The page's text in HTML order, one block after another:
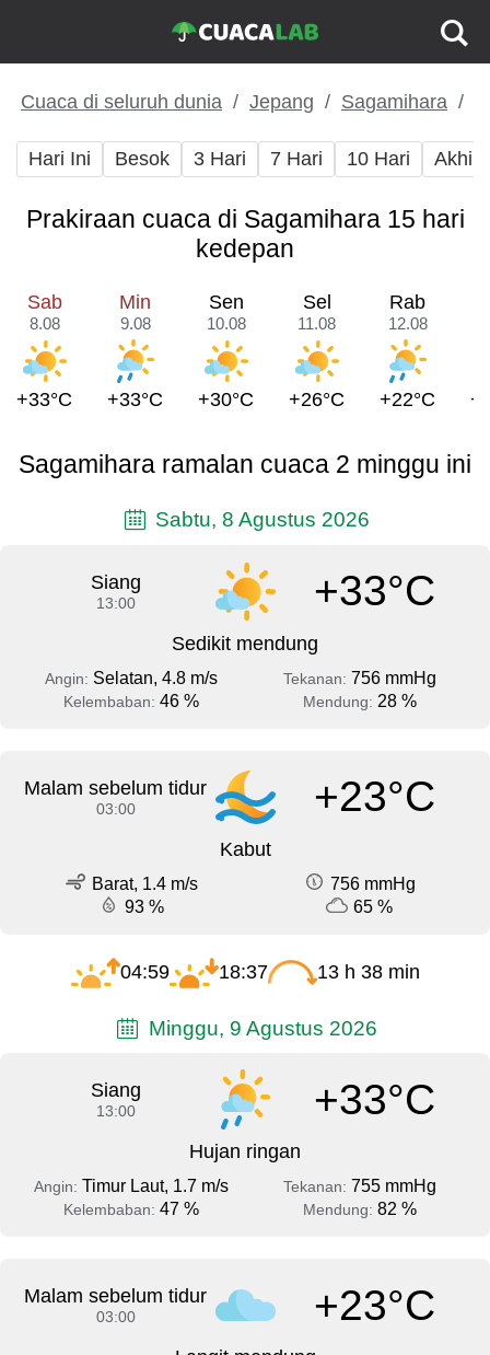
Cuaca di seluruh dunia Jepang Sagamihara
Hari Ini Besok 3 Hari 7 Hari 10 Hari Akhir
Prakiraan cuaca di Sagamihara 15 hari
kedepan
Sab
8.08
+33°C
Min
9.08
+33°C
Sen
10.08
+30°C
Sel
11.08
+26°C
Rab
12.08
+22°C
Sagamihara ramalan cuaca 2 minggu ini
Sabtu, 8 Agustus 2026
Siang
13:00 +33°C
Sedikit mendung
Angin: Selatan, 4.8 m/s Tekanan: 756 mmHg
Kelembaban: 46 % Mendung: 28 %
Malam sebelum tidur
03:00 +23°C
Kabut
Barat, 1.4 m/s
756 mmHg
93 %
65 %
04:59 18:37 13 h 38 min
Minggu, 9 Agustus 2026
Siang
13:00 +33°C
Hujan ringan
Angin: Timur Laut, 1.7 m/s Tekanan: 755 mmHg
Kelembaban: 47 % Mendung: 82 %
Malam sebelum tidur
03:00 +23°C